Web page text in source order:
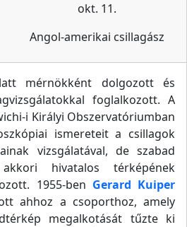
okt. 11.
Angol-amerikai csillagász
mérnökként dolgozott és
foglalkozott. A
i Királyi Obszervatóriumban
ismereteit a csillagok
vizsgálatával, de szabad
hivatalos térképének
1955-ben Gerard Kuiper
ahhoz a csoporthoz, amely
megalkotását tűzte ki